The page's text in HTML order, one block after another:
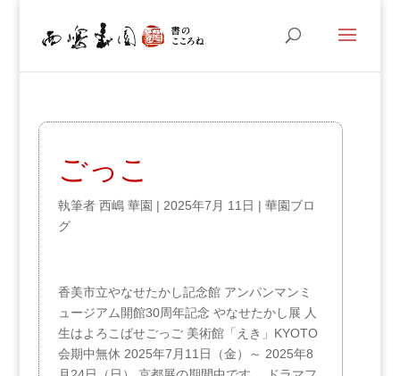
ごっこ
執筆者 西嶋 華園 | 2025年7月 11日 | 華園ブロ
グ
香美市立やなせたかし記念館 アンパンマンミ
ュージアム開館30周年記念 やなせたかし展 人
生はよろこばせごっご 美術館「えき」KYOTO
会期中無休 2025年7月11日（金）～ 2025年8